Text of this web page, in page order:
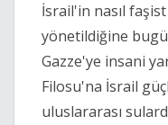
İsrail'in nasıl
yönetildiğine
Gazze'ye insani
Filosu'na İsrail
uluslararası